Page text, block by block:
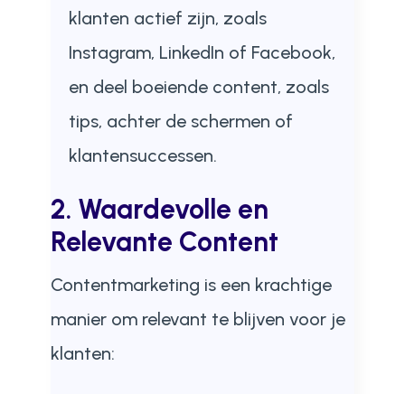
klanten actief zijn, zoals
Instagram, LinkedIn of Facebook,
en deel boeiende content, zoals
tips, achter de schermen of
klantensuccessen.
2. Waardevolle en
Relevante Content
Contentmarketing is een krachtige
manier om relevant te blijven voor je
klanten: